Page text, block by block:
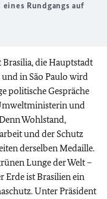
Rundgangs auf
die Hauptstadt
in São Paulo wird
politische Gespräche
und
Wohlstand,
und der Schutz
derselben Medaille.
Lunge der Welt –
Erde ist Brasilien ein
Unter Präsident